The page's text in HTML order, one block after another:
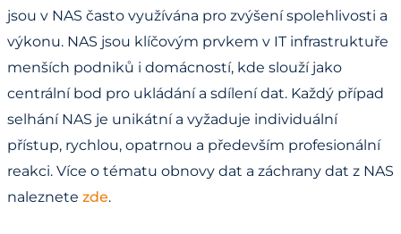
jsou v NAS často využívána pro zvýšení spolehlivosti a
výkonu. NAS jsou klíčovým prvkem v IT infrastruktuře
menších podniků i domácností, kde slouží jako
centrální bod pro ukládání a sdílení dat. Každý případ
selhání NAS je unikátní a vyžaduje individuální
přístup, rychlou, opatrnou a především profesionální
reakci. Více o tématu obnovy dat a záchrany dat z NAS
naleznete zde.